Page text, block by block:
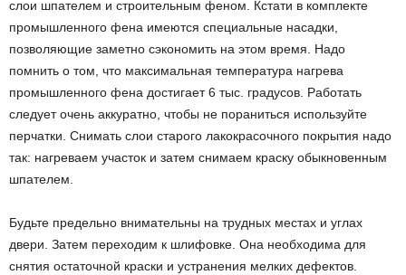
слои шпателем и строительным феном. Кстати в комплекте
промышленного фена имеются специальные насадки,
позволяющие заметно сэкономить на этом время. Надо
помнить о том, что максимальная температура нагрева
промышленного фена достигает 6 тыс. градусов. Работать
следует очень аккуратно, чтобы не пораниться используйте
перчатки. Снимать слои старого лакокрасочного покрытия надо
так: нагреваем участок и затем снимаем краску обыкновенным
шпателем.
Будьте предельно внимательны на трудных местах и углах
двери. Затем переходим к шлифовке. Она необходима для
снятия остаточной краски и устранения мелких дефектов.